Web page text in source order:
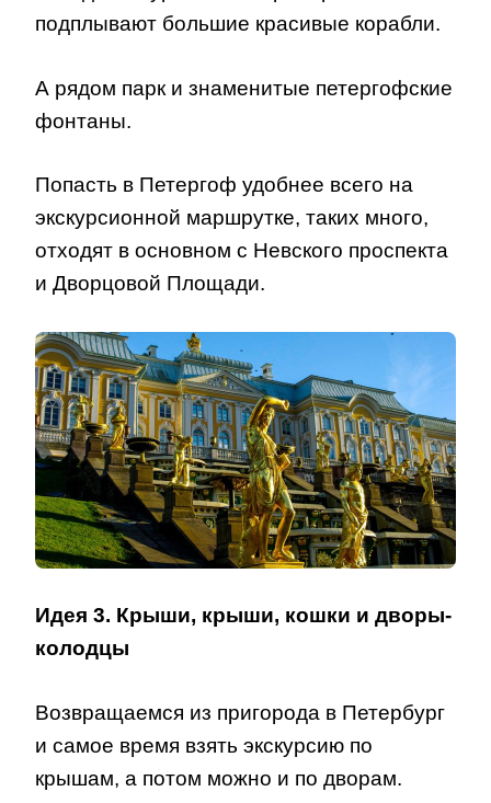
подплывают большие красивые корабли.
А рядом парк и знаменитые петергофские
фонтаны.
Попасть в Петергоф удобнее всего на
экскурсионной маршрутке, таких много,
отходят в основном с Невского проспекта
и Дворцовой Площади.
Идея 3. Крыши, крыши, кошки и дворы-
колодцы
Возвращаемся из пригорода в Петербург
и самое время взять экскурсию по
крышам, а потом можно и по дворам.